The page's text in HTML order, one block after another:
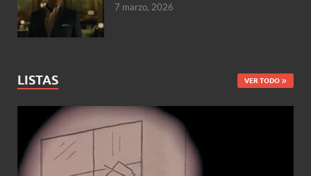
7 marzo, 2026
LISTAS VER TODO